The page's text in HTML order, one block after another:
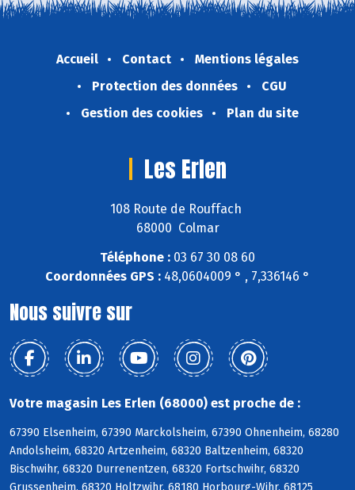
Accueil Contact
Mentions légales
Protection des données
CGU
Gestion des cookies
Plan du site
Les Erlen
108 Route de Rouffach
68000 Colmar
Téléphone : 03 67 30 08 60
Coordonnées GPS : 48,0604009 ° , 7,336146 °
Nous suivre sur
Votre magasin Les Erlen (68000) est proche de :
67390 Elsenheim, 67390 Marckolsheim, 67390 Ohnenheim, 68280
Andolsheim, 68320 Artzenheim, 68320 Baltzenheim, 68320
Bischwihr, 68320 Durrenentzen, 68320 Fortschwihr, 68320
Grussenheim, 68320 Holtzwihr, 68180 Horbourg-Wihr, 68125